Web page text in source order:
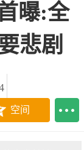
曝:全
悲剧
空间